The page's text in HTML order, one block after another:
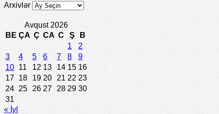
Arxivlər
Avqust 2026
BE ÇA Ç CA C Ş
B
1
2
3
4 5 6 7 8
9
10 11 12 13 14 15 16
17 18 19 20 21 22 23
24 25 26 27 28 29 30
31
« İyl